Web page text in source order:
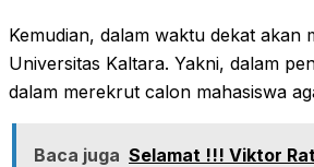
Kemudian, dalam waktu dekat akan
Universitas Kaltara. Yakni, dalam
dalam merekrut calon mahasiswa
Baca juga Selamat !!! Viktor